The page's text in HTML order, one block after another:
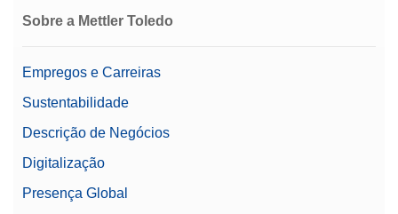
Sobre a Mettler Toledo
Empregos e Carreiras
Sustentabilidade
Descrição de Negócios
Digitalização
Presença Global